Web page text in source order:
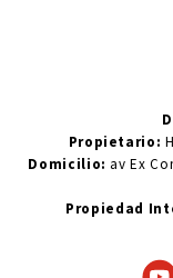
Propietario:
Domicilio: av Ex
Propiedad